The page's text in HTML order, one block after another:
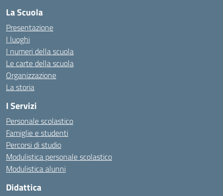
La Scuola
Presentazione
I luoghi
I numeri della scuola
Le carte della scuola
Organizzazione
La storia
I Servizi
Personale scolastico
Famiglie e studenti
Percorsi di studio
Modulistica personale scolastico
Modulistica alunni
Didattica